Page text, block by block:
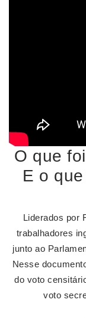
O que
E o
Liderados por
trabalhadores
junto ao
Nesse
do voto
voto